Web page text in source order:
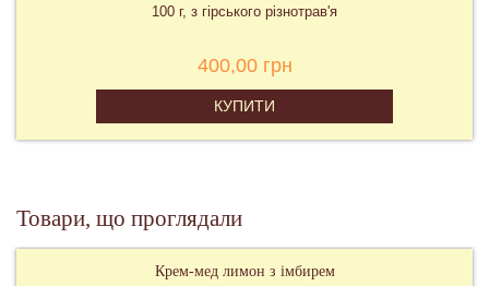
100 г, з гірського різнотрав'я
400,00 грн
КУПИТИ
Товари, що проглядали
Крем-мед лимон з імбирем